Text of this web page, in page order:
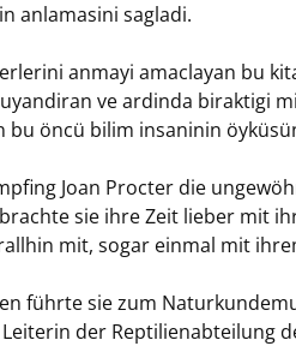
anlamasini sagladi.
anmayi amaclayan bu
ve ardinda biraktigi
öncü bilim insaninin
Joan Procter die
sie ihre Zeit lieber mit
mit, sogar einmal mit
führte sie zum
der Reptilienabteilung